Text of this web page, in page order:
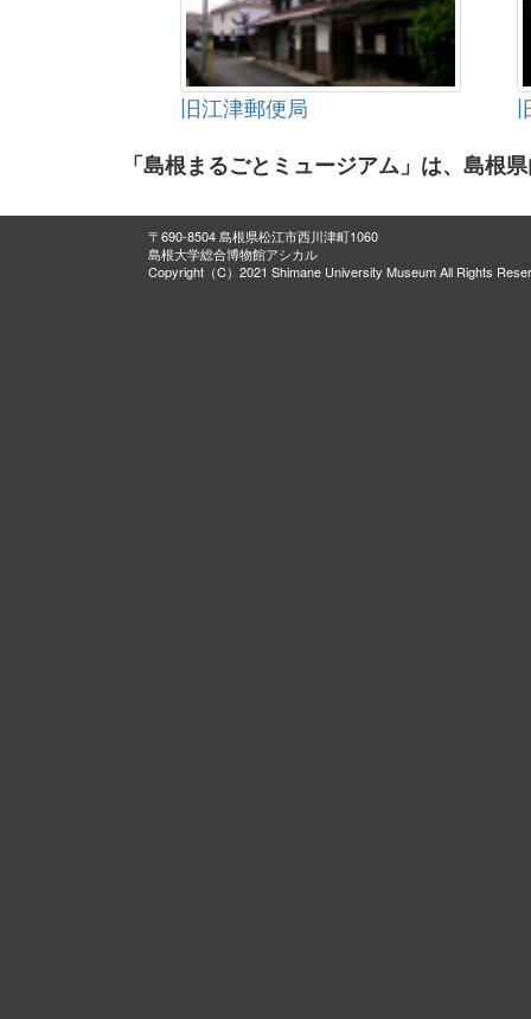
旧江津郵便局
「島根まるごとミュージアム」は、島根
〒690-8504 島根県松江市西川津町1060
島根大学総合博物館アシカル
Copyright（C）2021 Shimane University Museum All Rights